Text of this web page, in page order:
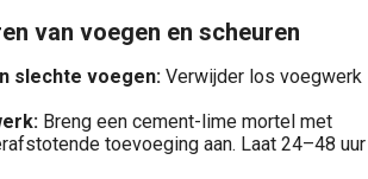
van voegen en scheuren
slechte voegen: Verwijder los voegwerk
Breng een cement-lime mortel met
toevoeging aan. Laat 24–48 uur